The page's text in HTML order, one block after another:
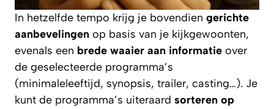
In hetzelfde tempo krijg je bovendien gerichte
aanbevelingen op basis van je kijkgewoonten,
evenals een brede waaier aan informatie over
de geselecteerde programma’s
(minimaleleeftijd, synopsis, trailer, casting…). Je
kunt de programma’s uiteraard sorteren op